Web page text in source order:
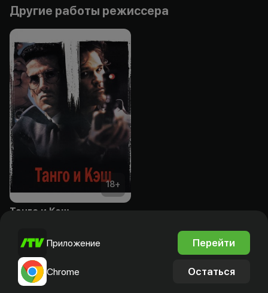
Другие работы режиссера
18+
Танго и Кэш
Приложение Перейти
Chrome Остаться